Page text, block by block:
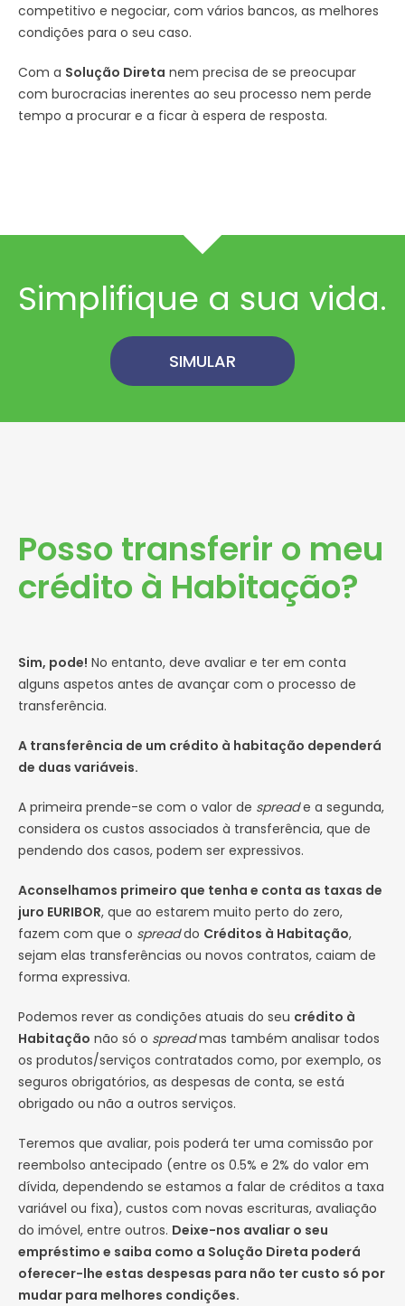
competitivo e negociar, com vários bancos, as melhores
condições para o seu caso.
Com a Solução Direta nem precisa de se preocupar
com burocracias inerentes ao seu processo nem perde
tempo a procurar e a ficar à espera de resposta.
Simplifique a sua vida.
SIMULAR
Posso transferir o meu
crédito à Habitação?
Sim, pode! No entanto, deve avaliar e ter em conta
alguns aspetos antes de avançar com o processo de
transferência.
A transferência de um crédito à habitação dependerá
de duas variáveis.
A primeira prende-se com o valor de spreade a segunda,
considera os custos associados à transferência, que de
pendendo dos casos, podem ser expressivos.
Aconselhamos primeiro que tenha e conta as taxas de
juro EURIBOR, que ao estarem muito perto do zero,
fazem com que o spreaddo Créditos à Habitação,
sejam elas transferências ou novos contratos, caiam de
forma expressiva.
Podemos rever as condições atuais do seu crédito à
Habitação não só o spreadmas também analisar todos
os produtos/serviços contratados como, por exemplo, os
seguros obrigatórios, as despesas de conta, se está
obrigado ou não a outros serviços.
Teremos que avaliar, pois poderá ter uma comissão por
reembolso antecipado (entre os 0.5% e 2% do valor em
dívida, dependendo se estamos a falar de créditos a taxa
variável ou fixa), custos com novas escrituras, avaliação
do imóvel, entre outros. Deixe-nos avaliar o seu
empréstimo e saiba como a Solução Direta poderá
oferecer-lhe estas despesas para não ter custo só por
mudar para melhores condições.